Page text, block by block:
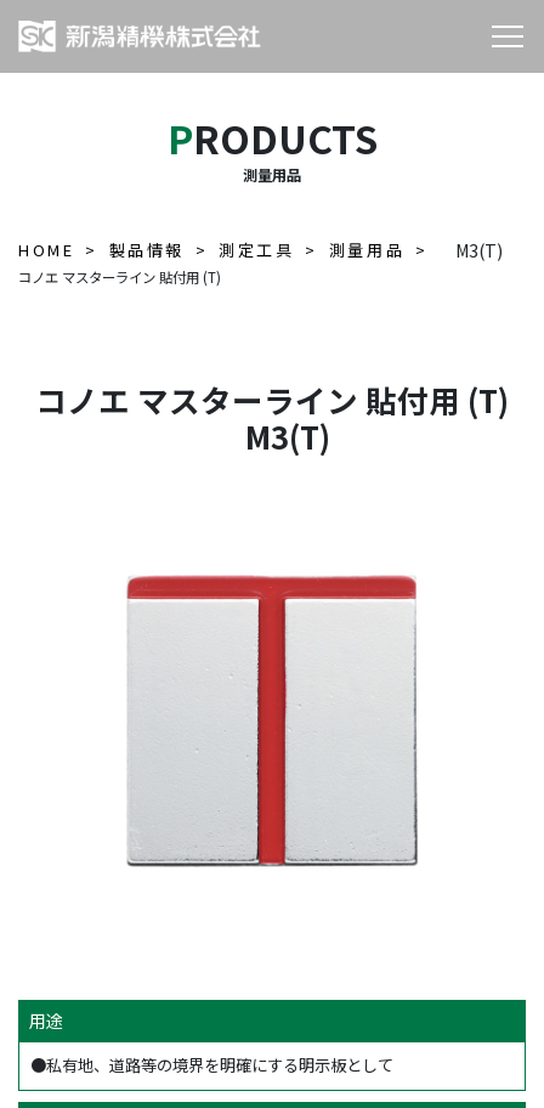
PRODUCTS
測量用品
HOME 製品情報 測定工具 測量用品
コノエ マスターライン 貼付用 (T)
M3(T)
コノエ マスターライン 貼付用 (T)
M3(T)
用途
●私有地、道路等の境界を明確にする明示板として